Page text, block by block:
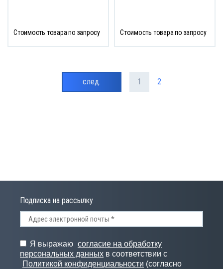
Стоимость товара по запросу Стоимость товара по запросу
1 2
след.
Подписка на рассылку
Я выражаю согласие на обработку
персональных данных в соответствии с
Политикой конфиденциальности (согласно